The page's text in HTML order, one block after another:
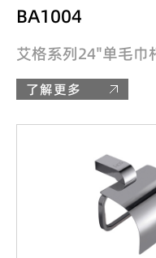
BA1004
艾格系列24"单毛巾
了解更多